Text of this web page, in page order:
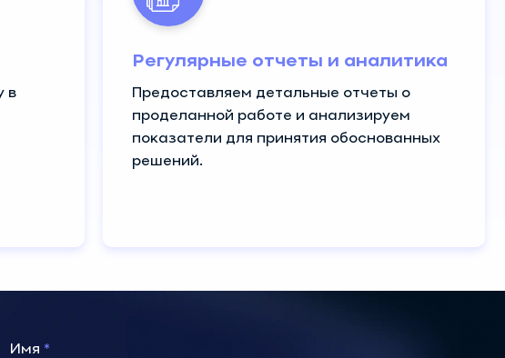
в
Регулярные отчеты и аналитика
Предоставляем детальные отчеты о
проделанной работе и анализируем
показатели для принятия обоснованных
решений.
Имя